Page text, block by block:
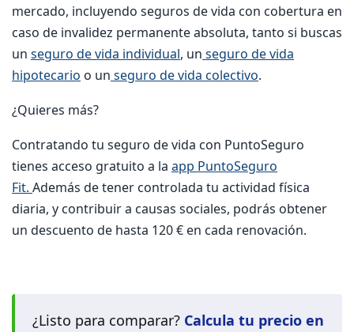
mercado, incluyendo seguros de vida con cobertura en
caso de invalidez permanente absoluta, tanto si buscas
un seguro de vida individual, un seguro de vida
hipotecario o un seguro de vida colectivo.
¿Quieres más?
Contratando tu seguro de vida con PuntoSeguro
tienes acceso gratuito a la app PuntoSeguro
Fit. Además de tener controlada tu actividad física
diaria, y contribuir a causas sociales, podrás obtener
un descuento de hasta 120 € en cada renovación.
¿Listo para comparar? Calcula tu precio en